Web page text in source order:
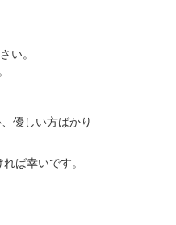
い。
優しい方ばかり
ば幸いです。